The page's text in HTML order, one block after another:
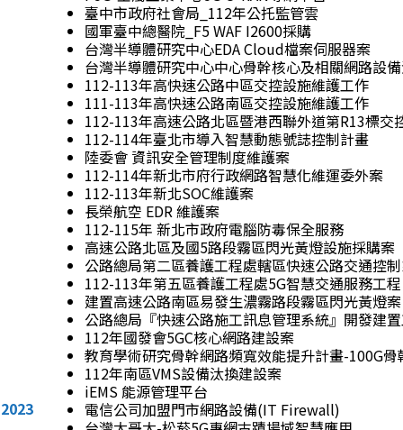
2023
臺中市政府社會局_112年公托監管雲
國軍臺中總醫院_F5 WAF I2600採購
台灣半導體研究中心EDA Cloud檔案伺服器案
台灣半導體研究中心中心骨幹核心及相關網路設
112-113年高快速公路中區交控設施維護工作
111-113年高快速公路南區交控設施維護工作
112-113年高速公路北區暨港西聯外道第R13標交
112-114年臺北市導入智慧動態號誌控制計畫
陸委會 資訊安全管理制度維護案
112-114年新北市府行政網路智慧化維運委外案
112-113年新北SOC維護案
長榮航空 EDR 維護案
112-115年 新北市政府電腦防毒保全服務
高速公路北區及國5路段霧區閃光黃燈設施採購案
公路總局第二區養護工程處轄區快速公路交通控
112-113年第五區養護⼯程處5G智慧交通服務⼯程
建置高速公路南區易發生濃霧路段霧區閃光黃燈案
公路總局『快速公路施工訊息管理系統』開發建
112年國發會5GC核心網路建設案
教育學術研究骨幹網路頻寬效能提升計畫-100G
112年南區VMS設備汰換建設案
iEMS 能源管理平台
電信公司加盟門市網路設備(IT Firewall)